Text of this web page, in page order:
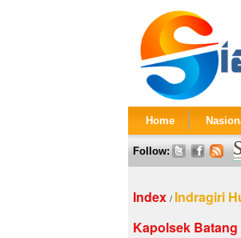
Home
Follow:
Index / Indragiri
Kapolsek